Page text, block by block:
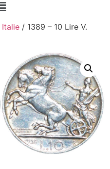
Italie / 1389 – 10 Lire V.